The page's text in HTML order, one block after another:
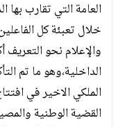
العامة التي تقارب
خلال تعبئة كل
والإعلام نحو التعريف
الداخلية،وهو ما تم
الملكي الاخير في
القضية الوطنية